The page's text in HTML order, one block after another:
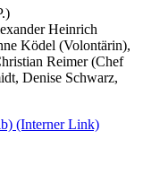
Heinrich
Ködel (Volontärin),
Reimer (Chef
Denise Schwarz,
(Interner Link)